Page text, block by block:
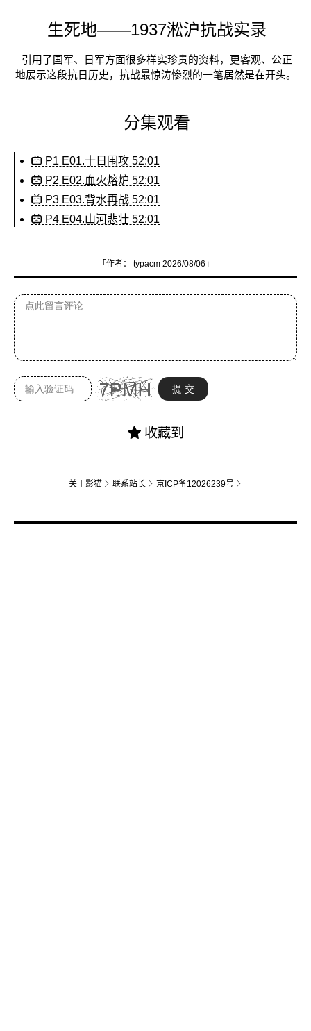
生死地——1937淞沪抗战实录
引用了国军、日军方面很多样实珍贵的资料，更客观、公正
地展示这段抗日历史，抗战最惊涛惨烈的一笔居然是在开头。
分集观看
P1 E01.十日围攻 52:01
P2 E02.血火熔炉 52:01
P3 E03.背水再战 52:01
P4 E04.山河悲壮 52:01
「作者： typacm2026/08/06」
关于影猫 联系站长 京ICP备12026239号